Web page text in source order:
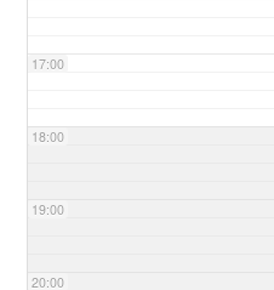
17:00
18:00
19:00
20:00